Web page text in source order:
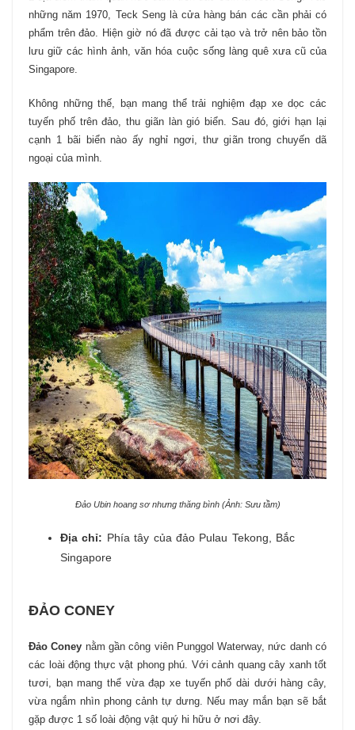
những năm 1970, Teck Seng là cửa hàng bán các cần phải có
phẩm trên đảo. Hiện giờ nó đã được cải tạo và trở nên bảo tồn
lưu giữ các hình ảnh, văn hóa cuộc sống làng quê xưa cũ của
Singapore.
Không những thế, bạn mang thể trải nghiệm đạp xe dọc các
tuyến phố trên đảo, thu giãn làn gió biển. Sau đó, giới hạn lại
cạnh 1 bãi biển nào ấy nghỉ ngơi, thư giãn trong chuyến dã
ngoại của mình.
Đảo Ubin hoang sơ nhưng thăng bình (Ảnh: Sưu tầm)
Địa chỉ: Phía tây của đảo Pulau Tekong, Bắc
Singapore
ĐẢO CONEY
Đảo Coney nằm gần công viên Punggol Waterway, nức danh có
các loài động thực vật phong phú. Với cảnh quang cây xanh tốt
tươi, bạn mang thể vừa đạp xe tuyến phố dài dưới hàng cây,
vừa ngắm nhìn phong cảnh tự dưng. Nếu may mắn bạn sẽ bắt
gặp được 1 số loài động vật quý hi hữu ở nơi đây.